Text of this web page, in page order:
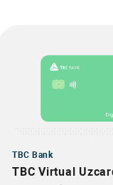
TBC Bank
TBC Virtual